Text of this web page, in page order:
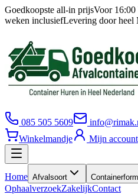
Goedkoopste all-in prijsVoor 16:00
weken inclusiefLevering door heel
085 505 5609
Winkelmandje
Mijn account
Home Afvalsoort
OphaalverzoekZakelijkContact